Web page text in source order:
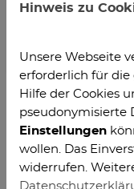
Zurück
Hinweis zu
Unsere Webseite
erforderlich für
Hilfe der Cookies
pseudonymisierte
Einstellungen
wollen. Das
widerrufen.